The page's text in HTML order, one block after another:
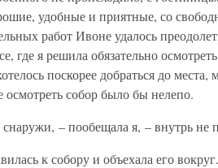
удобные и приятные, со
работ Ивоне удалось
где я решила обязательно
поскорее добраться до
собор было бы нелепо.
– пообещала я, – внутрь не
к собору и объехала его вокруг.